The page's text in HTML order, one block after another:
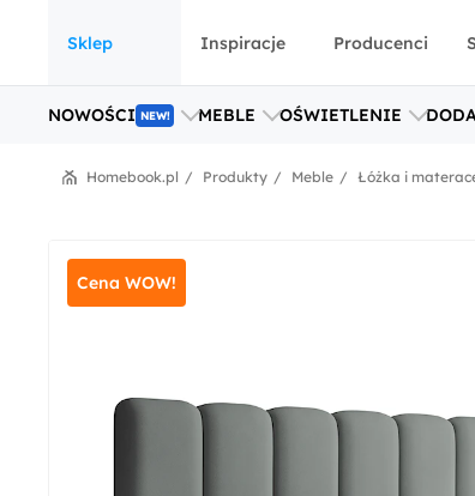
Sklep
NOWOŚCI NEW! MEBLE OŚWIETLENIE
Inspiracje Producenci
Łóżka i
Meble
Produkty
Homebook.pl
Cena WOW!